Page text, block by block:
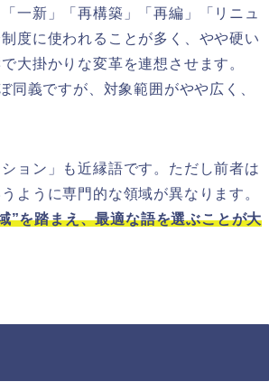
一新」「再構築」「再編」「リニュ
度に使われることが多く、やや硬い
大掛かりな変革を連想させます。
同義ですが、対象範囲がやや広く、
ョン」も近縁語です。ただし前者は
ように専門的な領域が異なります。
”を踏まえ、最適な語を選ぶことが大